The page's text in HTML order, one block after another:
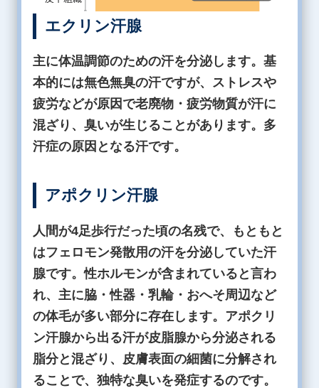
エクリン汗腺
主に体温調節のための汗を分泌します。基
本的には無色無臭の汗ですが、ストレスや
疲労などが原因で老廃物・疲労物質が汗に
混ざり、臭いが生じることがあります。多
汗症の原因となる汗です。
アポクリン汗腺
人間が4足歩行だった頃の名残で、もともと
はフェロモン発散用の汗を分泌していた汗
腺です。性ホルモンが含まれていると言わ
れ、主に脇・性器・乳輪・おへそ周辺など
の体毛が多い部分に存在します。アポクリ
ン汗腺から出る汗が皮脂腺から分泌される
脂分と混ざり、皮膚表面の細菌に分解され
ることで、独特な臭いを発症するのです。